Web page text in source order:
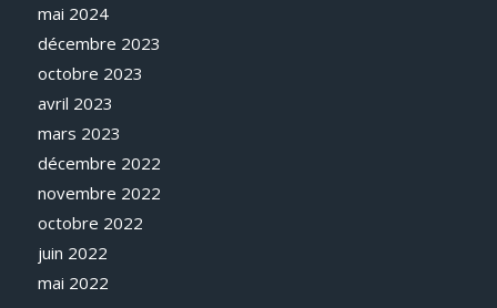
mai 2024
décembre 2023
octobre 2023
avril 2023
mars 2023
décembre 2022
novembre 2022
octobre 2022
juin 2022
mai 2022